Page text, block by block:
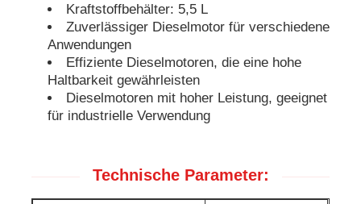
Dieselmotor des Generators
Abwasserpumpe
Kraftstoffbehälter: 5,5 L
Zuverlässiger Dieselmotor für verschiedene
Anwendungen
Effiziente Dieselmotoren, die eine hohe
Haltbarkeit gewährleisten
Dieselmotoren mit hoher Leistung, geeignet
für industrielle Verwendung
Technische Parameter: